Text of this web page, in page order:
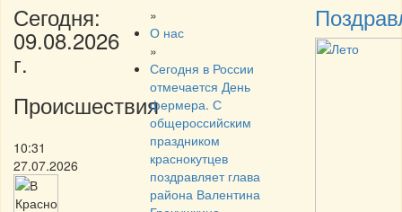
Сегодня:
09.08.2026
г.
Происшествия
10:31
27.07.2026
»
О нас
»
Сегодня в России
отмечается День
фермера. С
общероссийским
праздником
краснокутцев
поздравляет глава
района Валентина